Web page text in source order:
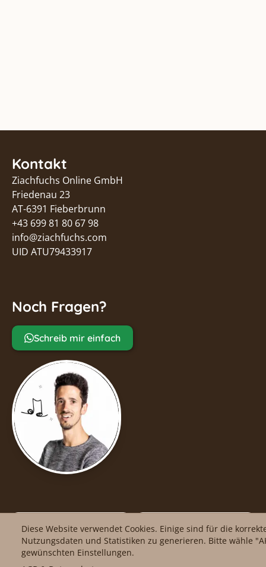
Kontakt
Ziachfuchs Online GmbH
Friedenau 23
AT-6391 Fieberbrunn
+43 699 81 80 67 98
info@ziachfuchs.com
UID ATU79433917
facebook Impressum
Instagram
Noch Fragen?
Schreib mir einfach
Diese Website verwendet Cookies. Einige sind für die
Nutzungsdaten und Statistiken zu generieren. Bitte wähle
gewünschten Einstellungen.